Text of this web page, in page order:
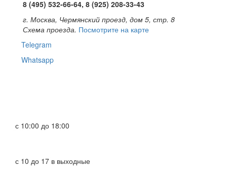
8 (495) 532-66-64, 8 (925) 208-33-43
г. Москва, Чермянский проезд, дом 5, стр. 8
Схема проезда. Посмотрите на карте
Telegram
Whatsapp
с 10:00 до 18:00
с 10 до 17 в выходные